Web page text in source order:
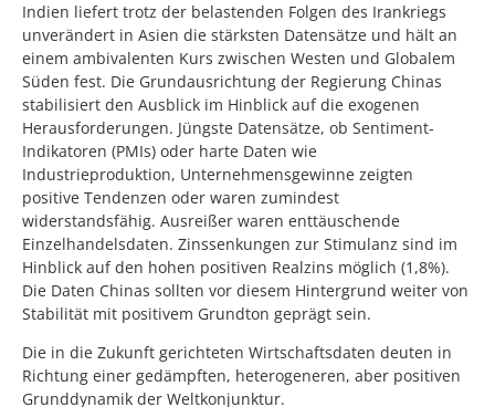
Indien liefert trotz der belastenden Folgen des Irankriegs
unverändert in Asien die stärksten Datensätze und hält an
einem ambivalenten Kurs zwischen Westen und Globalem
Süden fest. Die Grundausrichtung der Regierung Chinas
stabilisiert den Ausblick im Hinblick auf die exogenen
Herausforderungen. Jüngste Datensätze, ob Sentiment-
Indikatoren (PMIs) oder harte Daten wie
Industrieproduktion, Unternehmensgewinne zeigten
positive Tendenzen oder waren zumindest
widerstandsfähig. Ausreißer waren enttäuschende
Einzelhandelsdaten. Zinssenkungen zur Stimulanz sind im
Hinblick auf den hohen positiven Realzins möglich (1,8%).
Die Daten Chinas sollten vor diesem Hintergrund weiter von
Stabilität mit positivem Grundton geprägt sein.
Die in die Zukunft gerichteten Wirtschaftsdaten deuten in
Richtung einer gedämpften, heterogeneren, aber positiven
Grunddynamik der Weltkonjunktur.